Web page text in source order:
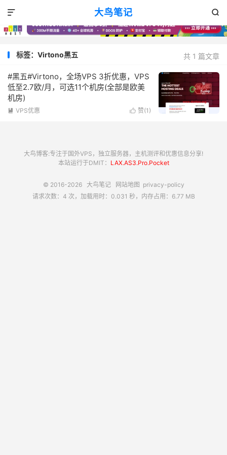
大鸟笔记 

共 1 篇文章
标签：Virtono黑五
#黑五#Virtono，全场VPS 3折优惠，VPS
低至2.7欧/月，可选11个机房(全部是欧美
机房)
 赞(1 )
 VPS优惠
大鸟博客:专注于国外VPS，独立服务器，主机测评和优惠信息分享!
本站运行于DMIT： LAX.AS3.Pro.Pocket
© 2016-2026 大鸟笔记 网站地图 privacy-policy
请求次数：4 次，加载用时：0.031 秒，内存占用：6.77 MB